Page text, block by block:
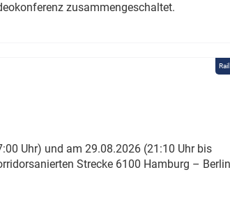
zusammengeschaltet.
Uhr) und am 29.08.2026 (21:10 Uhr bis
Strecke 6100 Hamburg –